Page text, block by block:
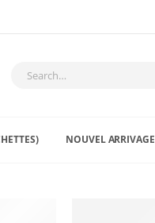
NOUVEL ARRIVAGE